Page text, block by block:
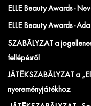
ELLE Beauty Awards -
ELLE Beauty Awards -
SZABÁLYZAT a
fellépésről
JÁTÉKSZABÁLYZAT a
nyereményjátékhoz